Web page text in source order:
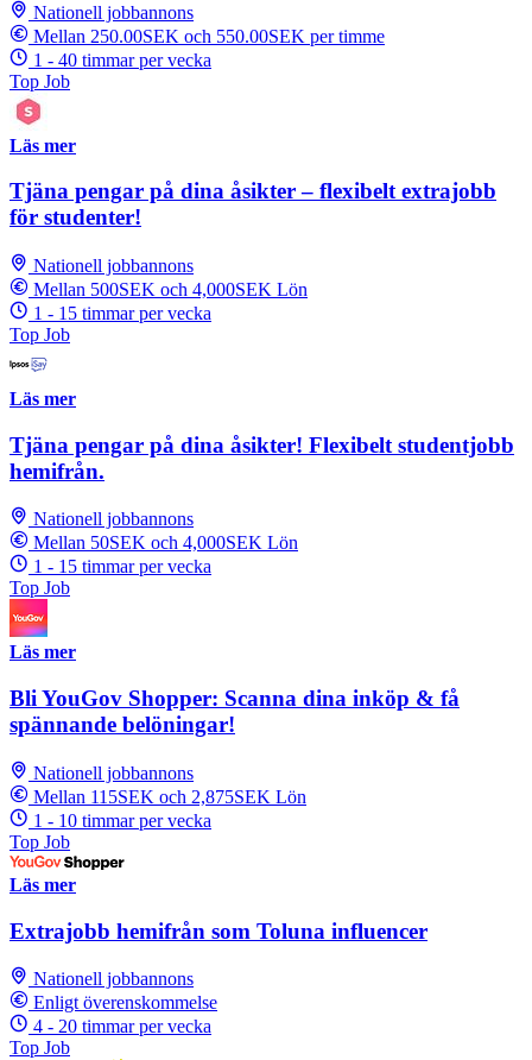
Nationell jobbannons
Mellan 250.00SEK och 550.00SEK per timme
1 - 40 timmar per vecka
Top Job
Läs mer
Tjäna pengar på dina åsikter – flexibelt extrajobb
för studenter!
Nationell jobbannons
Mellan 500SEK och 4,000SEK Lön
1 - 15 timmar per vecka
Top Job
Läs mer
Tjäna pengar på dina åsikter! Flexibelt studentjobb
hemifrån.
Nationell jobbannons
Mellan 50SEK och 4,000SEK Lön
1 - 15 timmar per vecka
Top Job
Läs mer
Bli YouGov Shopper: Scanna dina inköp & få
spännande belöningar!
Nationell jobbannons
Mellan 115SEK och 2,875SEK Lön
1 - 10 timmar per vecka
Top Job
Läs mer
Extrajobb hemifrån som Toluna influencer
Nationell jobbannons
Enligt överenskommelse
4 - 20 timmar per vecka
Top Job